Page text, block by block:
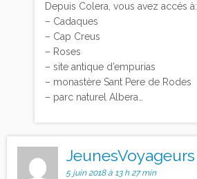
Depuis Colera, vous avez accés à:
– Cadaques
– Cap Creus
– Roses
– site antique d’empurias
– monastère Sant Pere de Rodes
– parc naturel Albera…
JeunesVoyageurs
5 juin 2018 à 13 h 27 min